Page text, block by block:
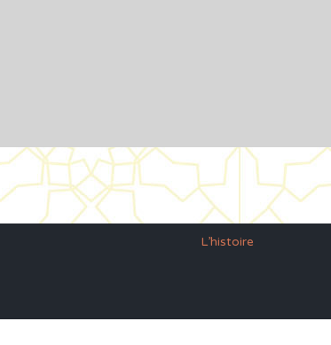
Accueil
Réveilllon
L’histoire